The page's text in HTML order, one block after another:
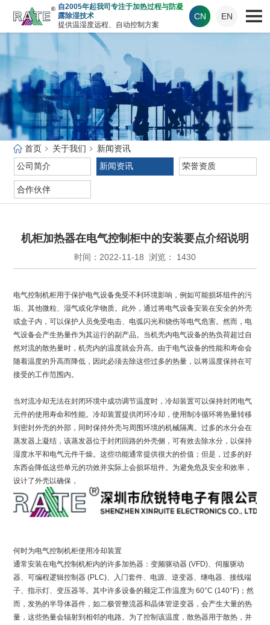
自2005年起我司专注于加热过程与防凝
露除湿技术
提供温湿度远程、自动控制方案
CN EN
首页 关于我们
新闻资讯
公司简介
新闻资讯 荣誉资质
合作伙伴
机柜加热器在电气控制柜中的安装要点介绍说明
时间：2022-11-18 浏览： 1430
电气控制机柜用于保护电气设备免受不利环境影响，例如可能损坏组件的污
垢、其他微粒、湿气或化学物质。此外，通过将电气设备安装在安全的外壳
或盒子内，可以保护人员免受电击、电弧闪光和烧伤等电气危害。然而，电
气设备会产生热量作为其运行的副产品。当机壳内电气设备的热负荷超过自
然对流的散热量时，机壳内的温度就会升高。由于电气设备的性能和寿命会
随着温度的升高而降低，因此必须去除这些过多的热量，以将温度保持在可
接受的工作范围内。
当对流冷却无法在封闭环境中成功调节温度时，冷却装置可以保持封闭电气
元件的使用寿命和性能。冷却装置提供闭环冷却，使用制冷循环将热量转移
到密封外壳的外部，同时保持外壳与周围环境的机械隔离。过多的水分会在
蒸发器上凝结，该蒸发器位于封闭回路的外壳侧，可有效去除水分，以保持
湿度水平和电气元件干燥。这些功能通常提供很大的价值；但是，过多的好
东西会降低这些单元的功效并实际上会损坏组件。为避免危及安全和效率，
设计了外壳以确保，
何时为电气控制机柜使用冷却装置
通常安装在电气控制机柜内的许多加热器：变频驱动器 (VFD)、伺服驱动
器、可编程逻辑控制器 (PLC)、入门套件、电源、逆变器、继电器、接线端
子、指示灯、变压器等。其中许多设备的额定工作温度为 60°C (140°F)；然
而，发热的半导体器件，如二极管整流器和晶体管逆变器，会产生大量的热
量，这些热量会辐射到相邻的电路。为了控制该温度，散热器用于散热，并